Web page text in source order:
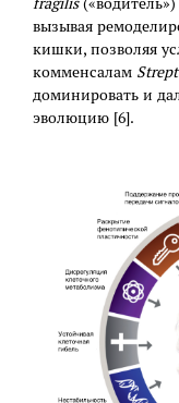
вызывая
кишки, позволяя
комменсалам
доминировать и
эволюцию [6].